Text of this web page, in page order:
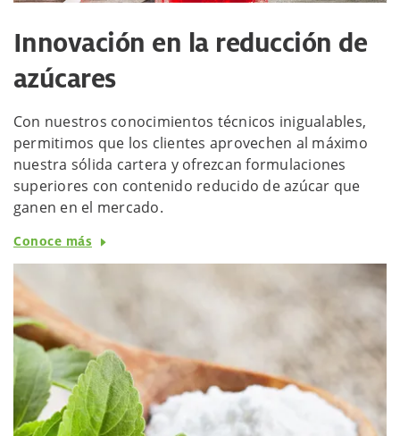
Innovación en la reducción de
azúcares
Con nuestros conocimientos técnicos inigualables,
permitimos que los clientes aprovechen al máximo
nuestra sólida cartera y ofrezcan formulaciones
superiores con contenido reducido de azúcar que
ganen en el mercado.
Conoce más